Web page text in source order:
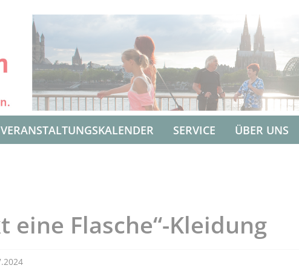
VERANSTALTUNGSKALENDER SERVICE ÜBER UNS
eine Flasche“-Kleidung